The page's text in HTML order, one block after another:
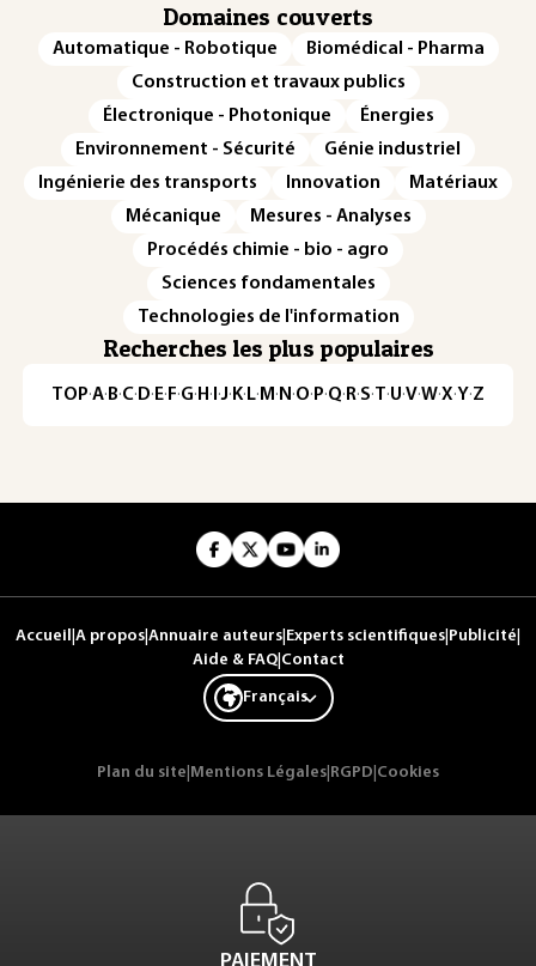
Domaines couverts
Automatique - Robotique
Biomédical - Pharma
Construction et travaux publics
Électronique - Photonique
Énergies
Environnement - Sécurité
Génie industriel
Ingénierie des transports
Innovation
Matériaux
Mécanique
Mesures - Analyses
Procédés chimie - bio - agro
Sciences fondamentales
Technologies de l'information
Recherches les plus populaires
TOP·A·B·C· D· E· F·G· H · ·J· K· L· M · N ·O· P·Q· R·S·T·U·V·W·X·Y·Z
Accueil A propos Annuaire auteurs Experts scientifiques Publicité
Aide & FAQ| Contact
Français
Plan du site Mentions Légales RGPD Cookies
PAIEMENT